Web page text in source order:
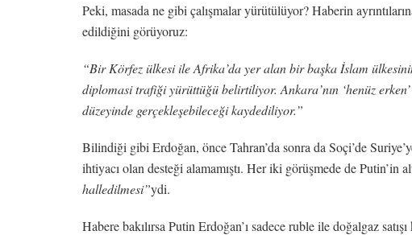
Peki, masada ne gibi çalışmalar yürütülüyor? Haberin
edildiğini görüyoruz:
“Bir Körfez ülkesi ile Afrika’da yer alan bir başka İslam
diplomasi trafiği yürüttüğü belirtiliyor. Ankara’nın ‘henüz
düzeyinde gerçekleşebileceği kaydediliyor.”
Bilindiği gibi Erdoğan, önce Tahran’da sonra da Soçi’de
ihtiyacı olan desteği alamamıştı. Her iki görüşmede de Putin’in
halledilmesi”ydi.
Habere bakılırsa Putin Erdoğan’ı sadece ruble ile doğalgaz